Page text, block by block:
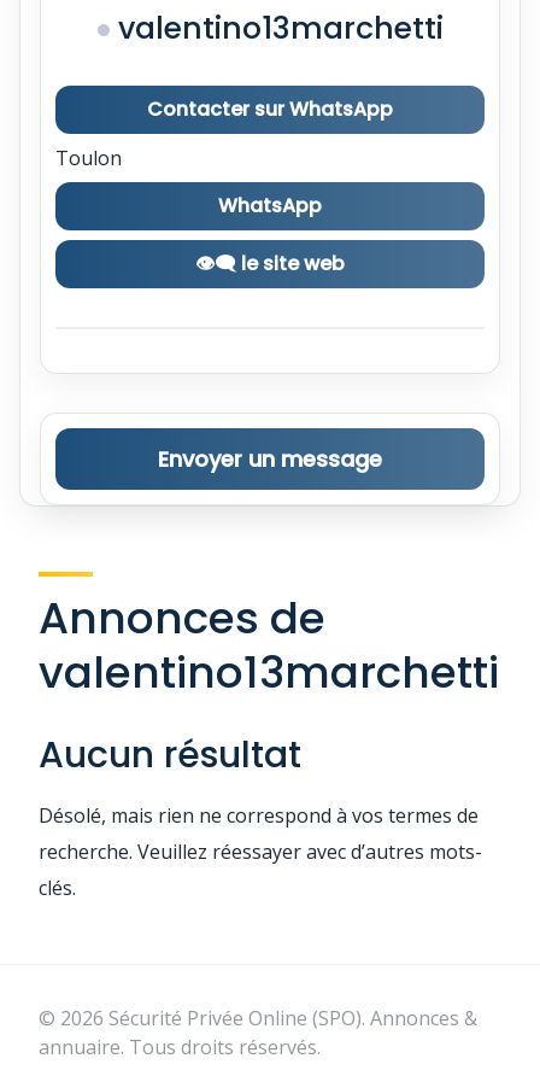
valentino13marchetti
Contacter sur WhatsApp
Toulon
WhatsApp
👁‍🗨 le site web
Envoyer un message
Annonces de
valentino13marchetti
Aucun résultat
Désolé, mais rien ne correspond à vos termes de
recherche. Veuillez réessayer avec d’autres mots-
clés.
© 2026 Sécurité Privée Online (SPO). Annonces &
annuaire. Tous droits réservés.